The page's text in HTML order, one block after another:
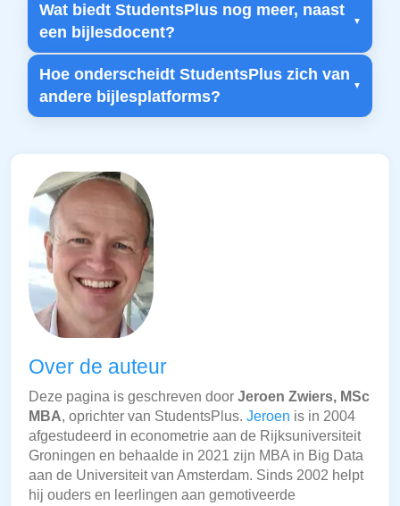
Wat biedt StudentsPlus nog meer, naast
een bijlesdocent?
Hoe onderscheidt StudentsPlus zich van
andere bijlesplatforms?
Over de auteur
Deze pagina is geschreven door Jeroen Zwiers, MSc
MBA, oprichter van StudentsPlus. Jeroen is in 2004
afgestudeerd in econometrie aan de Rijksuniversiteit
Groningen en behaalde in 2021 zijn MBA in Big Data
aan de Universiteit van Amsterdam. Sinds 2002 helpt
hij ouders en leerlingen aan gemotiveerde